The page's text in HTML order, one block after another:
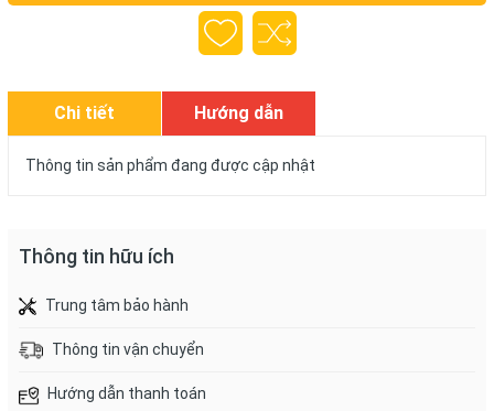
Chi tiết Hướng dẫn
mua hàng
Thông tin sản phẩm đang được cập nhật
Thông tin hữu ích
Trung tâm bảo hành
Thông tin vận chuyển
Hướng dẫn thanh toán